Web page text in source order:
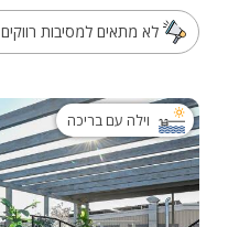
לא מתאים למסיבות רווקים
וילה עם בריכה